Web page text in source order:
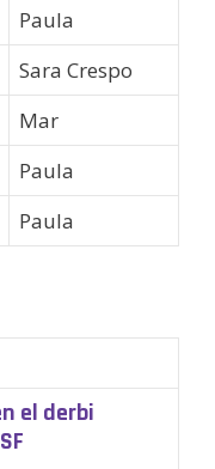
Paula
Sara Crespo
Mar
Paula
Paula
el derbi